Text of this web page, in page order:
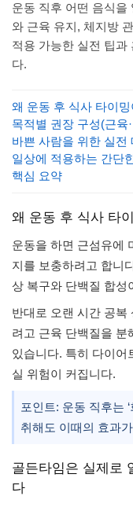
운동 직후 어떤 음식을
와 근육 유지, 체지방
적용 가능한 실전 팁과
다.
왜 운동 후 식사 타이
목적별 권장 구성(근육
바쁜 사람을 위한 실전
일상에 적용하는 간단
핵심 요약
왜 운동 후 식사 타
운동을 하면 근섬유에
지를 보충하려고 합니
상 복구와 단백질 합성
반대로 오랜 시간 공복
려고 근육 단백질을 분
있습니다. 특히 다이어
실 위험이 커집니다.
포인트: 운동 직후는
취해도 이때의 효과
골든타임은 실제로
다